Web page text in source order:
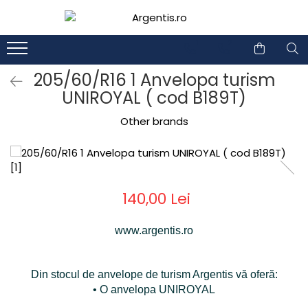
205/60/R16 1 Anvelopa turism
UNIROYAL ( cod B189T)
Other brands
140,00 Lei
www.argentis.ro
Din stocul de anvelope de turism Argentis vă oferă:
• O anvelopa UNIROYAL